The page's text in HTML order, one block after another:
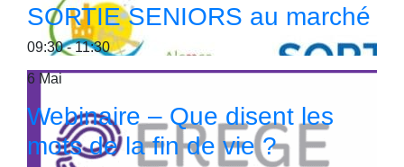
SORTIE SENIORS au marché
09:30 - 11:30
6 Mai
Webinaire – Que disent les
mots de la fin de vie ?